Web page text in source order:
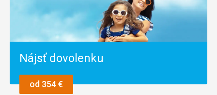
Nájsť dovolenku
od 354 €